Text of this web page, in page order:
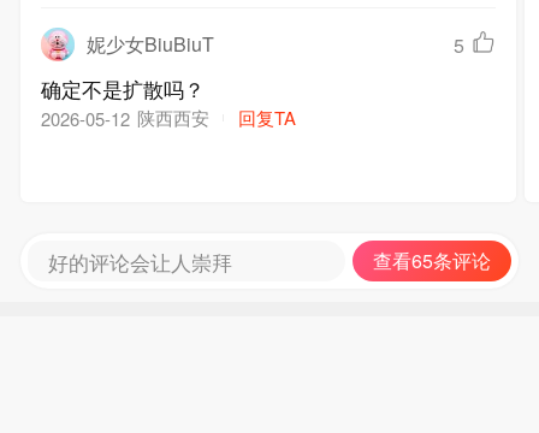
妮少女BiuBiuT 5
确定不是扩散吗？
2026-05-12 陕西西安 回复TA
好的评论会让人崇拜 查看65条评论